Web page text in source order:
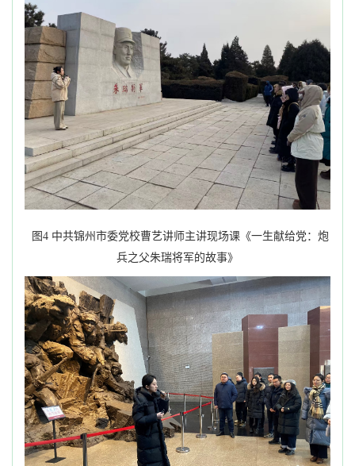
图4 中共锦州市委党校曹艺讲师主讲现场课《一生献给党：炮
兵之父朱瑞将军的故事》